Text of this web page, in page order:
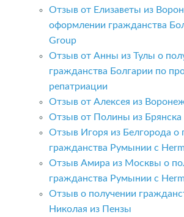
Отзыв от Елизаветы из
оформлении гражданства
Group
Отзыв от Анны из Тулы о
гражданства Болгарии по
репатриации
Отзыв от Алексея из
Отзыв от Полины из Брянска
Отзыв Игоря из Белгорода о
гражданства Румынии с
Отзыв Амира из Москвы о
гражданства Румынии с
Отзыв о получении
Николая из Пензы